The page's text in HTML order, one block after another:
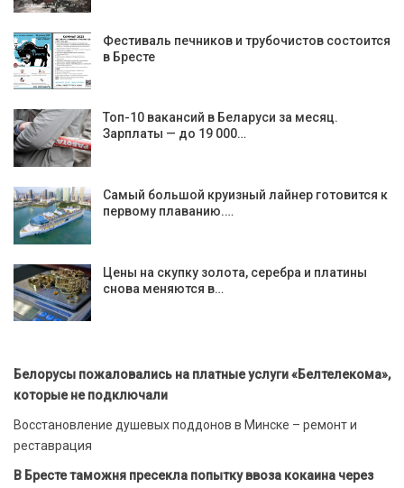
Фестиваль печников и трубочистов состоится
в Бресте
Топ-10 вакансий в Беларуси за месяц.
Зарплаты — до 19 000…
Самый большой круизный лайнер готовится к
первому плаванию.…
Цены на скупку золота, серебра и платины
снова меняются в…
Белорусы пожаловались на платные услуги «Белтелекома»,
которые не подключали
Восстановление душевых поддонов в Минске – ремонт и
реставрация
В Бресте таможня пресекла попытку ввоза кокаина через